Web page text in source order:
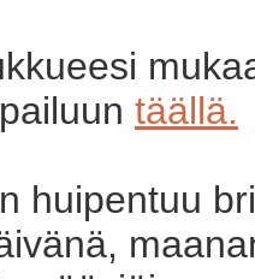
täällä.
huipentuu